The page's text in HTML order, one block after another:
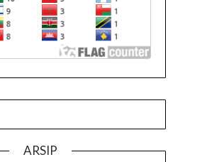
ARSIP